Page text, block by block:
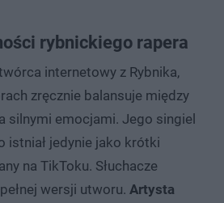
rybnickiego rapera
internetowy z Rybnika,
zręcznie balansuje między
silnymi emocjami. Jego singiel
istniał jedynie jako krótki
na TikToku. Słuchacze
wersji utworu. Artysta